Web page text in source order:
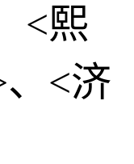
<熙
<济